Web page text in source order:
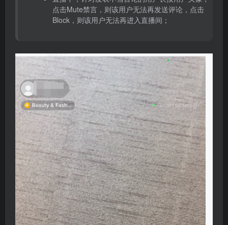
点击Mute禁言，则该用户无法再发送评论，点击
Block，则该用户无法再进入直播间；